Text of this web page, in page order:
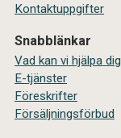
Kontaktuppgifter
Snabblänkar
Vad kan vi hjälpa
E-tjänster
Föreskrifter
Försäljningsförbud